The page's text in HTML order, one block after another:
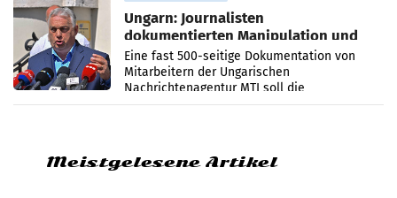
Ungarn: Journalisten
dokumentierten Manipulation und
Zensur
Eine fast 500-seitige Dokumentation von
Mitarbeitern der Ungarischen
Nachrichtenagentur MTI soll die
systematische Nachrichten-Manipulation und
Meistgelesene Artikel